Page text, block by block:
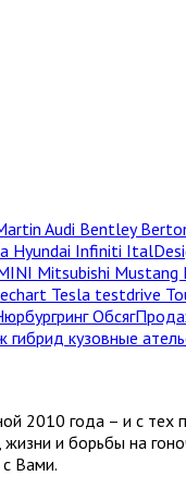
Audi Bentley
Hyundai Infiniti
Mitsubishi Mustang
Tesla testdrive
гибрид кузовные
2010 года – и с
и борьбы на
Вами.